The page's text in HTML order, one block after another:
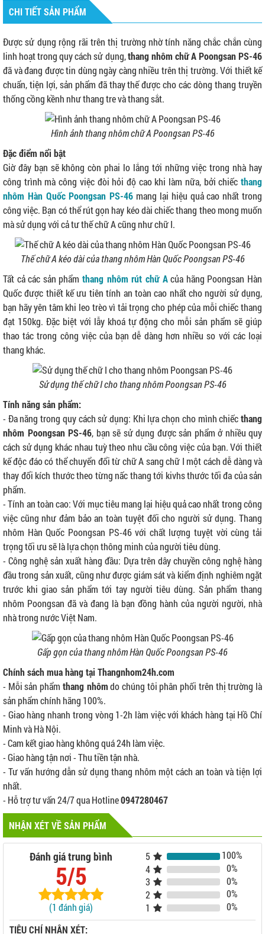
CHI TIẾT SẢN PHẨM
Được sử dụng rộng rãi trên thị trường nhờ tính năng chắc chắn cùng
linh hoạt trong quy cách sử dụng,thang nhôm chữ A Poongsan PS-46
đã và đang được tin dùng ngày càng nhiều trên thị trường. Với thiết kế
chuẩn, tiện lợi, sản phẩm đã thay thế được cho các dòng thang truyền
thống cồng kềnh như thang tre và thang sắt.
Hình ảnh thang nhôm chữ A Poongsan PS-46
Đặc điểm nổi bật
Giờ đây bạn sẽ không còn phai lo lắng tới những việc trong nhà hay
công trình mà công việc đòi hỏi độ cao khi làm nữa, bởi chiếc thang
nhôm Hàn Quốc Poongsan PS-46 mang lại hiệu quả cao nhất trong
công việc. Bạn có thể rút gọn hay kéo dài chiếc thang theo mong muốn
mà sử dụng với cả tư thế chữ A cũng như chữ I.
Thế chữ A kéo dài của thang nhôm Hàn Quốc Poongsan PS-46
Tất cả các sản phẩmthang nhôm rút chữ Acủa hãng Poongsan Hàn
Quốc được thiết kế ưu tiên tính an toàn cao nhất cho người sử dụng,
bạn hãy yên tâm khi leo trèo vì tải trọng cho phép của mỗi chiếc thang
đạt 150kg. Đặc biệt với lẫy khoá tự động cho mỗi sản phẩm sẽ giúp
thao tác trong công việc của bạn dễ dàng hơn nhiều so với các loại
thang khác.
Sử dụng thế chữ I cho thang nhôm Poongsan PS-46
Tính năng sản phẩm:
- Đa năng trong quy cách sử dụng: Khi lựa chọn cho mình chiếcthang
nhôm Poongsan PS-46, bạn sẽ sử dụng được sản phẩm ở nhiều quy
cách sử dụng khác nhau tuỳ theo nhu cầu công việc của bạn. Với thiết
kế độc đáo có thể chuyển đổi từ chữ A sang chữ I một cách dễ dàng và
thay đổi kích thước theo từng nấc thang tới kivhs thước tối đa của sản
phẩm.
- Tính an toàn cao: Với mục tiêu mang lại hiệu quả cao nhất trong công
việc cũng như đảm bảo an toàn tuyệt đối cho người sử dụng. Thang
nhôm Hàn Quốc Poongsan PS-46 với chất lượng tuyệt vời cùng tải
trọng tối ưu sẽ là lựa chọn thông minh của người tiêu dùng.
- Công nghệ sản xuất hàng đầu: Dựa trên dây chuyền công nghệ hàng
đầu trong sản xuất, cũng như được giám sát và kiểm định nghiêm ngặt
trước khi giao sản phẩm tới tay người tiêu dùng. Sản phẩm thang
nhôm Poongsan đã và đang là bạn đồng hành của người người, nhà
nhà trong nước Việt Nam.
Gấp gọn của thang nhôm Hàn Quốc Poongsan PS-46
Chính sách mua hàng tại Thangnhom24h.com
- Mỗi sản phẩm thang nhômdo chúng tôi phân phối trên thị trường là
sản phẩm chính hãng 100%.
- Giao hàng nhanh trong vòng 1-2h làm việc với khách hàng tại Hồ Chí
Minh và Hà Nội.
- Cam kết giao hàng không quá 24h làm việc.
- Giao hàng tận nơi - Thu tiền tận nhà.
- Tư vấn hướng dẫn sử dụng thang nhôm một cách an toàn và tiện lợi
nhất.
- Hỗ trợ tư vấn 24/7 qua Hotline0947280467
NHẬN XÉT VỀ SẢN PHẨM
Đánh giá trung bình
5/5
(1 đánh giá)
5
100%
4
0%
3
0%
2
0%
1
0%
TIÊU CHÍ NHẬN XÉT: